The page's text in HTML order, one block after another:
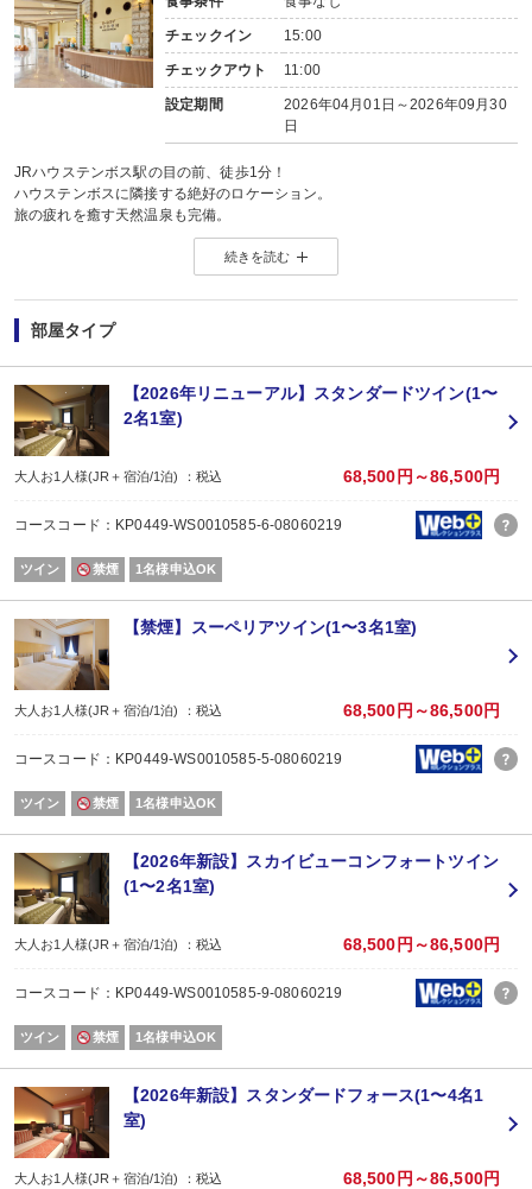
チェックイン 15:00
チェックアウト 11:00
設定期間
2026年04月01日～2026年09月30
日
JRハウステンボス駅の目の前、徒歩1分！
ハウステンボスに隣接する絶好のロケーション。
旅の疲れを癒す天然温泉も完備。
■大浴場について（宿泊者無料）
ご宿泊のお客様は、6：00～24：00までご利用いただけます。
■駐車場について（宿泊者無料）
※チェックイン前から駐車可能。
※チェックアウト後の駐車は2000円を頂戴します。
■大型車駐車場（台数に限り有）有料
※事前にご予約が必要です。
改装工事のお知らせ
客室改装工事
■工事期間：2026年3月30日（月）～ 2026年7月13日（月）
■作業時間：午前10時 ～ 午後3時
騒音を伴う作業は、午前11時～午後3時
■工事場所：本館 客室エリア（前期２階～4階・後期5階～7階）
外壁工事
■作業時間：午前9時～午後5時
本館2階～7階に足場を設置し、外壁工事を行います。
これに伴い、客室窓にはメッシュシート・半透明シートを設置するため、
大浴場（女性）改装工事のお知らせ
■工事期間：2026年6月22日（月）～ 2026年7月17日（金）
■工事場所：大浴場（女性側）・休憩室
上記期間中は、１つの大浴場を男女入替え制でご案内いたします。
※露天風呂は休止いたします。
男女入れ替え時間につきましては、ホテルローレライ公式ホームページの新着
お客様にはご不便、ご迷惑をおかけいたしますが、安全面に十分配慮しながら
皆さまにより快適にお過ごしいただける施設づくりのため、何卒ご理解賜りま
続きを読む
部屋タイプ
【2026年リニューアル】スタンダードツイン(1〜
2名1室)
大人お1人様(JR＋宿泊/1泊) ：税込 68,500円～86,500円
コースコード：KP0449-WS0010585-6-08060219
ツイン 禁煙 1名様申込OK
【禁煙】スーペリアツイン(1〜3名1室)
大人お1人様(JR＋宿泊/1泊) ：税込 68,500円～86,500円
コースコード：KP0449-WS0010585-5-08060219
ツイン 禁煙 1名様申込OK
【2026年新設】スカイビューコンフォートツイン
(1〜2名1室)
大人お1人様(JR＋宿泊/1泊) ：税込 68,500円～86,500円
コースコード：KP0449-WS0010585-9-08060219
ツイン 禁煙 1名様申込OK
【2026年新設】スタンダードフォース(1〜4名1
室)
大人お1人様(JR＋宿泊/1泊) ：税込 68,500円～86,500円